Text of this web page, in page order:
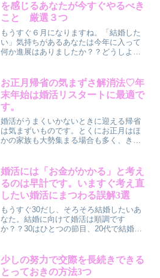
を感じるあなたが今すぐやるべき
こと 厳選３つ
もうすぐ６月になりますね。「結婚した
い」気持ちがあるあなたは今年に入って
何か進展はありましたか？？どうしよ
かりしていて自分はいつ結婚できるの？
マッチングアプリは不安、「...
お正月帰省の気まずさ解消法♡年
末年始は婚活リスタートに最適で
す。
婚活がうまくいかないときに迎える帰省
は気まずいものです。とくにお正月はほ
かの家族も大勢集まる場合も多く、きょ
す。すでに結婚した同年代の家族もいる
中、わたしはまだ独身。紹介...
婚活には「お金がかかる」と考え
るのは早計です。いますぐ考え直
したい婚活にまつわる誤解3選
もうすぐ30だし、そろそろ結婚したいあ
なた。結婚に向けて婚活は順調です
か？？30はひとつの節目、20代で結婚す
ってきたことでしょう。結婚にあせりを
感じるけれどなかなか婚...
少しの努力で交際を長続きできる
とっておきの方法3つ